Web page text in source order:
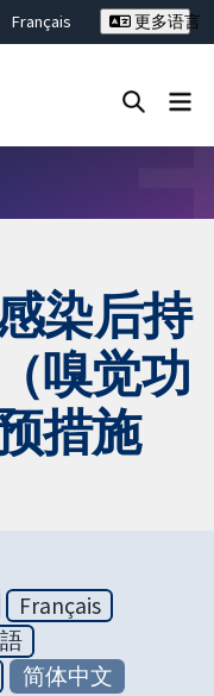
Français
更多语言
染后持
嗅觉功
措施
Français
简体中文